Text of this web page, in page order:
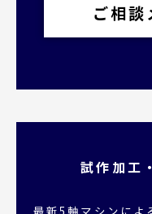
ご相談
試作加工